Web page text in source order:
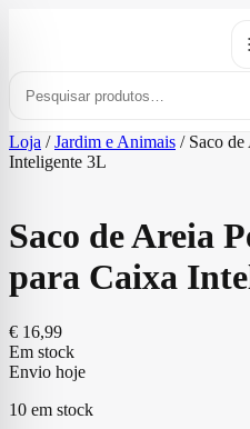
Loja / Jardim e Animais / Saco
Inteligente 3L
Saco de Areia
para Caixa
€ 16,99
Em stock
Envio hoje
10 em stock